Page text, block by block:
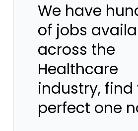
We have
of jobs
across the
Healthcare
industry, find
perfect one